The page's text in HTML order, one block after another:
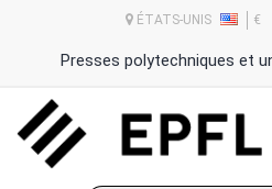
ÉTATS-UNIS €
Presses polytechniques et